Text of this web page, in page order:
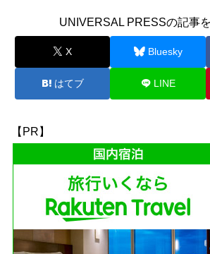
UNIVERSAL PRESSの記事
X Bluesky
はてブ LINE
【PR】